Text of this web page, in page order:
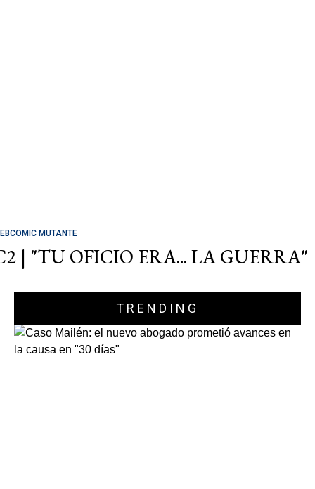
MUTANTE
| "TU OFICIO ERA... LA GUERRA"
TRENDING